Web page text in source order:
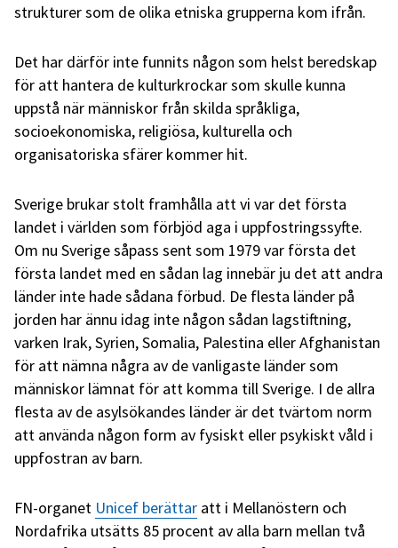
strukturer som de olika etniska grupperna kom ifrån.
Det har därför inte funnits någon som helst beredskap
för att hantera de kulturkrockar som skulle kunna
uppstå när människor från skilda språkliga,
socioekonomiska, religiösa, kulturella och
organisatoriska sfärer kommer hit.
Sverige brukar stolt framhålla att vi var det första
landet i världen som förbjöd aga i uppfostringssyfte.
Om nu Sverige såpass sent som 1979 var första det
första landet med en sådan lag innebär ju det att andra
länder inte hade sådana förbud. De flesta länder på
jorden har ännu idag inte någon sådan lagstiftning,
varken Irak, Syrien, Somalia, Palestina eller Afghanistan
för att nämna några av de vanligaste länder som
människor lämnat för att komma till Sverige. I de allra
flesta av de asylsökandes länder är det tvärtom norm
att använda någon form av fysiskt eller psykiskt våld i
uppfostran av barn.
FN-organet Unicef berättar att i Mellanöstern och
Nordafrika utsätts 85 procent av alla barn mellan två